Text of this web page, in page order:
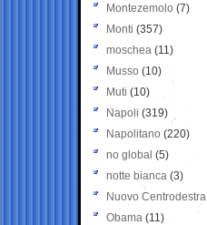
Montezemolo (7)
Monti (357)
moschea (11)
Musso (10)
Muti (10)
Napoli (319)
Napolitano (220)
no global (5)
notte bianca (3)
Nuovo Centrodestra
Obama (11)